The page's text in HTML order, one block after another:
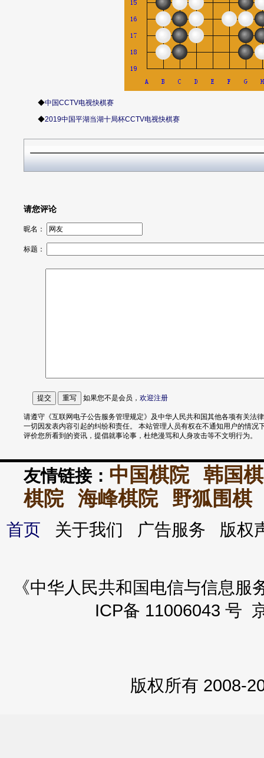
◆中国CCTV电视快棋赛
◆2019中国平湖当湖十局杯CCTV电视快棋赛
请您评论
昵名：
标题：
如果您不是会员， 欢迎注册
请遵守《互联网电子公告服务管理规定》及中华人民共和国其他各项有关法
一切因发表内容引起的纠纷和责任。 本站管理人员有权在不通知用户的情况
评价您所看到的资讯，提倡就事论事，杜绝漫骂和人身攻击等不文明行为。
友情链接： 中国棋院
韩国
棋院
海峰棋院 野狐围棋
首页 关于我们 广告服务 版
《中华人民共和国电信与信息
ICP备 11006043 号
版权所有 2008-